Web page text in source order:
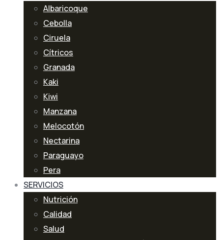
Albaricoque
Cebolla
Ciruela
Cítricos
Granada
Kaki
Kiwi
Manzana
Melocotón
Nectarina
Paraguayo
Pera
SERVICIOS
Nutrición
Calidad
Salud